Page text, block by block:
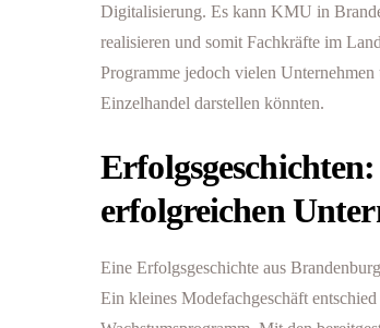
Digitalisierung. Es kann KMU in
realisieren und somit Fachkräfte im
Programme jedoch vielen
Einzelhandel darstellen könnten.
erfolgreichen
Eine Erfolgsgeschichte aus
Ein kleines Modefachgeschäft